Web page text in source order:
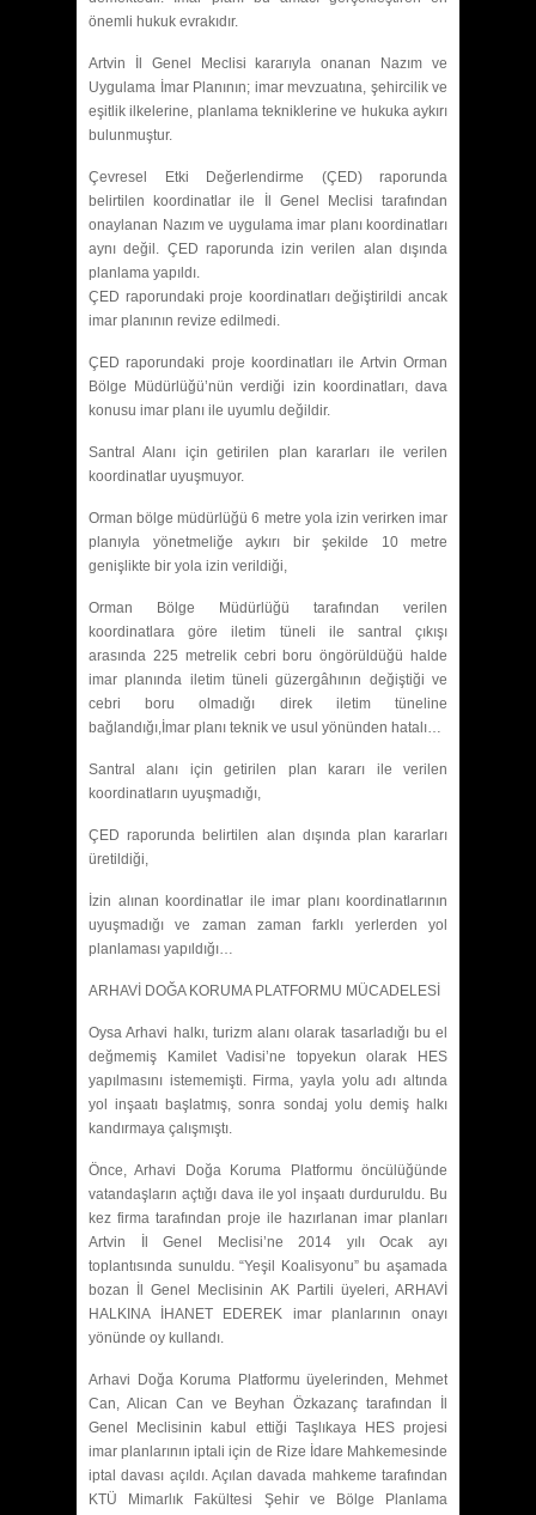
önemli hukuk evrakıdır.
Artvin İl Genel Meclisi kararıyla onanan Nazım ve
Uygulama İmar Planının; imar mevzuatına, şehircilik ve
eşitlik ilkelerine, planlama tekniklerine ve hukuka aykırı
bulunmuştur.
Çevresel Etki Değerlendirme (ÇED) raporunda
belirtilen koordinatlar ile İl Genel Meclisi tarafından
onaylanan Nazım ve uygulama imar planı koordinatları
aynı değil. ÇED raporunda izin verilen alan dışında
planlama yapıldı.
ÇED raporundaki proje koordinatları değiştirildi ancak
imar planının revize edilmedi.
ÇED raporundaki proje koordinatları ile Artvin Orman
Bölge Müdürlüğü’nün verdiği izin koordinatları, dava
konusu imar planı ile uyumlu değildir.
Santral Alanı için getirilen plan kararları ile verilen
koordinatlar uyuşmuyor.
Orman bölge müdürlüğü 6 metre yola izin verirken imar
planıyla yönetmeliğe aykırı bir şekilde 10 metre
genişlikte bir yola izin verildiği,
Orman Bölge Müdürlüğü tarafından verilen
koordinatlara göre iletim tüneli ile santral çıkışı
arasında 225 metrelik cebri boru öngörüldüğü halde
imar planında iletim tüneli güzergâhının değiştiği ve
cebri boru olmadığı direk iletim tüneline
bağlandığı,İmar planı teknik ve usul yönünden hatalı…
Santral alanı için getirilen plan kararı ile verilen
koordinatların uyuşmadığı,
ÇED raporunda belirtilen alan dışında plan kararları
üretildiği,
İzin alınan koordinatlar ile imar planı koordinatlarının
uyuşmadığı ve zaman zaman farklı yerlerden yol
planlaması yapıldığı…
ARHAVİ DOĞA KORUMA PLATFORMU MÜCADELESİ
Oysa Arhavi halkı, turizm alanı olarak tasarladığı bu el
değmemiş Kamilet Vadisi’ne topyekun olarak HES
yapılmasını istememişti. Firma, yayla yolu adı altında
yol inşaatı başlatmış, sonra sondaj yolu demiş halkı
kandırmaya çalışmıştı.
Önce, Arhavi Doğa Koruma Platformu öncülüğünde
vatandaşların açtığı dava ile yol inşaatı durduruldu. Bu
kez firma tarafından proje ile hazırlanan imar planları
Artvin İl Genel Meclisi’ne 2014 yılı Ocak ayı
toplantısında sunuldu. “Yeşil Koalisyonu” bu aşamada
bozan İl Genel Meclisinin AK Partili üyeleri, ARHAVİ
HALKINA İHANET EDEREK imar planlarının onayı
yönünde oy kullandı.
Arhavi Doğa Koruma Platformu üyelerinden, Mehmet
Can, Alican Can ve Beyhan Özkazanç tarafından İl
Genel Meclisinin kabul ettiği Taşlıkaya HES projesi
imar planlarının iptali için de Rize İdare Mahkemesinde
iptal davası açıldı. Açılan davada mahkeme tarafından
KTÜ Mimarlık Fakültesi Şehir ve Bölge Planlama